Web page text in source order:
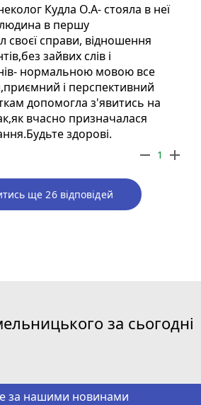
Кудла О.А- стояла в неї
людина в першу
своєї справи, відношення
зайвих слів і
нормальною мовою все
і перспективний
допомогла з'явитись на
вчасно призначалася
здорові.
remove 1 add
ще 26 відповідей
за сьогодні
за нашими новинами